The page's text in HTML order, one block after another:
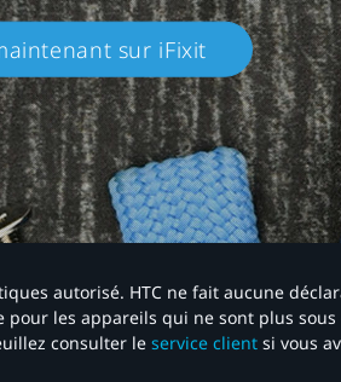
sur iFixit​
autorisé. HTC ne fait aucune
les appareils qui ne sont plus
consulter le service client si vous